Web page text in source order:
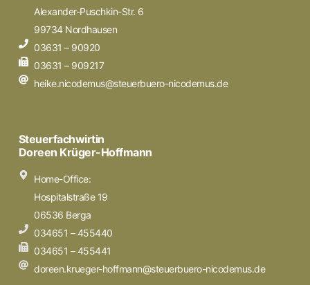
Alexander-Puschkin-Str. 6
99734 Nordhausen
03631 – 90920
03631 – 909217
heike.nicodemus@steuerbuero-nicodemus.de
Steuerfachwirtin
Doreen Krüger-Hoffmann
Home-Office:
Hospitalstraße 19
06536 Berga
034651 – 455440
034651 – 455441
doreen.krueger-hoffmann@steuerbuero-nicodemus.de